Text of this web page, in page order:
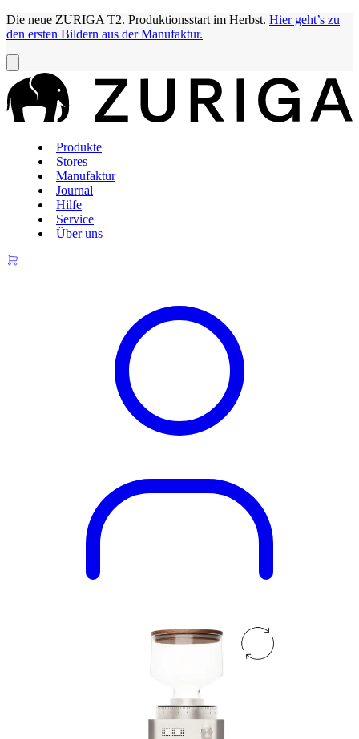
Die neue ZURIGA T2. Produktionsstart im Herbst. Hier geht’s zu
den ersten Bildern aus der Manufaktur.
Produkte
Stores
Manufaktur
Journal
Hilfe
Service
Über uns